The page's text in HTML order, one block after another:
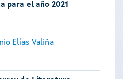
para el año 2021
Elías Valiña